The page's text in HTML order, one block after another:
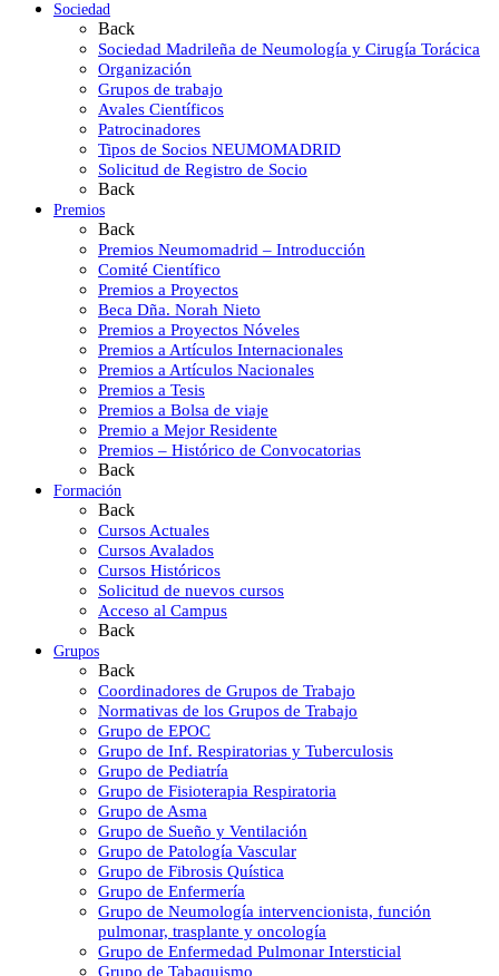
Sociedad
Back
Sociedad Madrileña de Neumología y Cirugía Torácica
Organización
Grupos de trabajo
Avales Científicos
Patrocinadores
Tipos de Socios NEUMOMADRID
Solicitud de Registro de Socio
Back
Premios
Back
Premios Neumomadrid – Introducción
Comité Científico
Premios a Proyectos
Beca Dña. Norah Nieto
Premios a Proyectos Nóveles
Premios a Artículos Internacionales
Premios a Artículos Nacionales
Premios a Tesis
Premios a Bolsa de viaje
Premio a Mejor Residente
Premios – Histórico de Convocatorias
Back
Formación
Back
Cursos Actuales
Cursos Avalados
Cursos Históricos
Solicitud de nuevos cursos
Acceso al Campus
Back
Grupos
Back
Coordinadores de Grupos de Trabajo
Normativas de los Grupos de Trabajo
Grupo de EPOC
Grupo de Inf. Respiratorias y Tuberculosis
Grupo de Pediatría
Grupo de Fisioterapia Respiratoria
Grupo de Asma
Grupo de Sueño y Ventilación
Grupo de Patología Vascular
Grupo de Fibrosis Quística
Grupo de Enfermería
Grupo de Neumología intervencionista, función
pulmonar, trasplante y oncología
Grupo de Enfermedad Pulmonar Intersticial
Grupo de Tabaquismo